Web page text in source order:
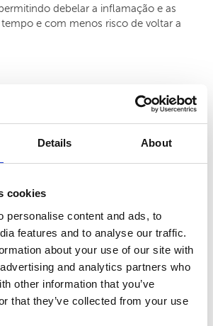
Details About
cookies
personalise content and ads, to
features and to analyse our traffic.
about your use of our site with
and analytics partners who
other information that you’ve
that they’ve collected from your use
debelar a inflamação e as
e com menos risco de voltar a
semanais de acupuntura o
muito melhor. Ainda assim,
efeito terapêutico, obtendo desta
tempo.
um anos(!) deste tratamento, o
Silva regressou às Clínicas Pedro
testemunho em vídeo, no qual
primeira experiência, o quanto
e como passou a confiar nos nossos
motivar pelo precioso testemunho
vídeo que segue.